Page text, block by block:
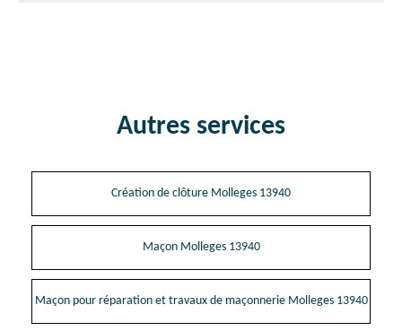
Autres services
Création de clôture Molleges 13940
Maçon Molleges 13940
Maçon pour réparation et travaux de maçonnerie Molleges 13940